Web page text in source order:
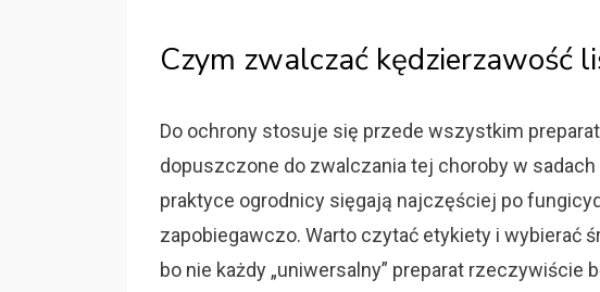
Czym zwalczać kędzierzawość
Do ochrony stosuje się przede wszystkim
dopuszczone do zwalczania tej choroby w
praktyce ogrodnicy sięgają najczęściej po
zapobiegawczo. Warto czytać etykiety i wybierać
bo nie każdy „uniwersalny” preparat rzeczywiście